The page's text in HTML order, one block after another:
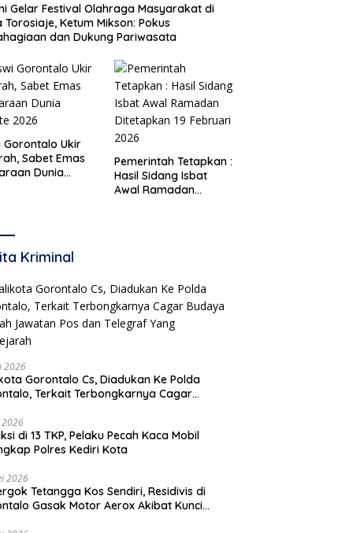
Gelar Festival Olahraga Masyarakat di
Torosiaje, Ketum Mikson: Pokus
dan Dukung Pariwasata
Gorontalo Ukir
Sabet Emas
Dunia
Pemerintah Tetapkan :
Hasil Sidang Isbat
Awal Ramadan
Kriminal
2026
Cs, Diadukan Ke Polda
Terkait Terbongkarnya Cagar
2026
di 13 TKP, Pelaku Pecah Kaca Mobil
Polres Kediri Kota
2026
Tetangga Kos Sendiri, Residivis di
Gasak Motor Aerox Akibat Kunci